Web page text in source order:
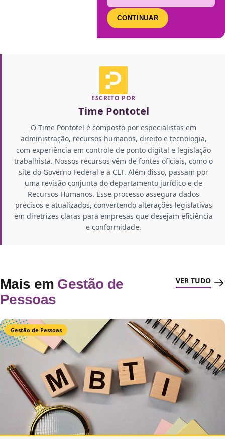
CONTINUAR
ESCRITO POR
Time Pontotel
O Time Pontotel é composto por especialistas em
administração, recursos humanos, direito e tecnologia,
com experiência em controle de ponto digital e legislação
trabalhista. Nossos recursos vêm de fontes oficiais, como o
site do Governo Federal e a CLT. Além disso, passam por
uma revisão conjunta do departamento jurídico e de
Recursos Humanos. Esse processo assegura dados
precisos e atualizados, convertendo alterações legislativas
em diretrizes claras para empresas que desejam eficiência
e conformidade.
Mais em Gestão de
Pessoas
VER TUDO
Gestão de Pessoas